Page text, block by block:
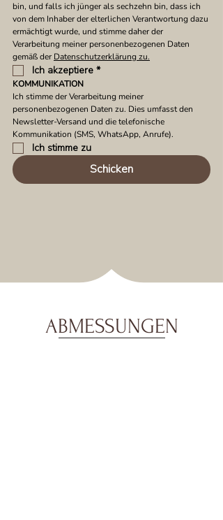
bin, und falls ich jünger als sechzehn bin, dass ich
von dem Inhaber der elterlichen Verantwortung dazu
ermächtigt wurde, und stimme daher der
Verarbeitung meiner personenbezogenen Daten
gemäß der Datenschutzerklärung zu.
Ich akzeptiere *
KOMMUNIKATION
Ich stimme der Verarbeitung meiner
personenbezogenen Daten zu. Dies umfasst den
Newsletter-Versand und die telefonische
Kommunikation (SMS, WhatsApp, Anrufe).
Ich stimme zu
Schicken
ABMESSUNGEN